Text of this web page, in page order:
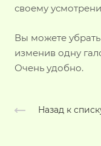
своему
Вы можете
изменив одну
Очень удобно.
Назад к